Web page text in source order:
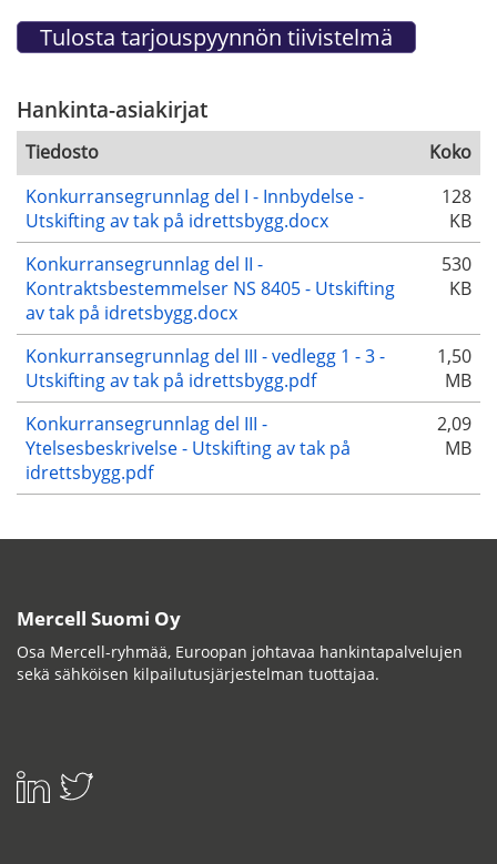
Hankinta-asiakirjat
Tiedosto
Koko
Konkurransegrunnlag del I - Innbydelse -
Utskifting av tak på idrettsbygg.docx
128
KB
Konkurransegrunnlag del II -
Kontraktsbestemmelser NS 8405 - Utskifting
av tak på idretsbygg.docx
530
KB
Konkurransegrunnlag del III - vedlegg 1 - 3 -
Utskifting av tak på idrettsbygg.pdf
1,50
MB
Konkurransegrunnlag del III -
Ytelsesbeskrivelse - Utskifting av tak på
idrettsbygg.pdf
2,09
MB
Mercell Suomi Oy
Osa Mercell-ryhmää, Euroopan johtavaa hankintapalvelujen
sekä sähköisen kilpailutusjärjestelman tuottajaa.